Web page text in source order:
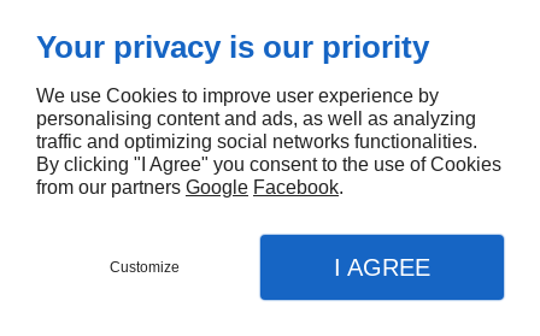
Your privacy is our priority
We use Cookies to improve user experience by
personalising content and ads, as well as analyzing
traffic and optimizing social networks functionalities.
By clicking "I Agree" you consent to the use of Cookies
from our partners Google Facebook.
Customize I AGREE